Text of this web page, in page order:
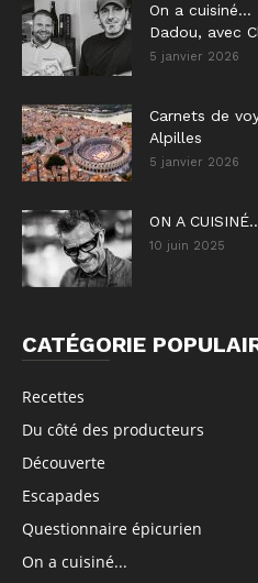
On a cuisiné…
Dadou, avec
5 janvier 2026
Carnets de
Alpilles
5 janvier 2026
ON A
10 juin 2025
CATÉGORIE
Recettes
Du côté des producteurs
Découverte
Escapades
Questionnaire épicurien
On a cuisiné...